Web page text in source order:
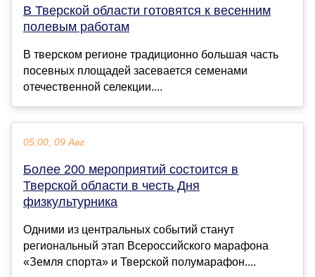
В Тверской области готовятся к весенним
полевым работам
В тверском регионе традиционно большая часть
посевных площадей засевается семенами
отечественной селекции....
05:00, 09 Авг
Более 200 мероприятий состоится в
Тверской области в честь Дня
физкультурника
Одними из центральных событий станут
региональный этап Всероссийского марафона
«Земля спорта» и Тверской полумарафон....